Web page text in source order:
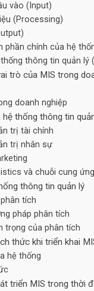
vào (Input)
(Processing)
phần chính của hệ
thông tin quản lý
trò của MIS trong
doanh nghiệp
hệ thống thông tin
trị tài chính
trị nhân sự
và chuỗi cung ứng
thông tin quản lý
tích
pháp phân tích
trọng của phân tích
thức khi triển khai
hệ thống
triển MIS trong thời